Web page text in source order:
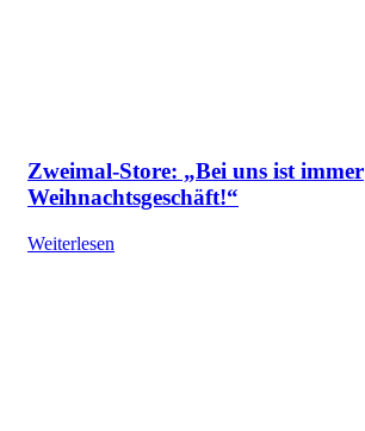
Zweimal-Store: „Bei uns ist immer
Weihnachtsgeschäft!“
Weiterlesen